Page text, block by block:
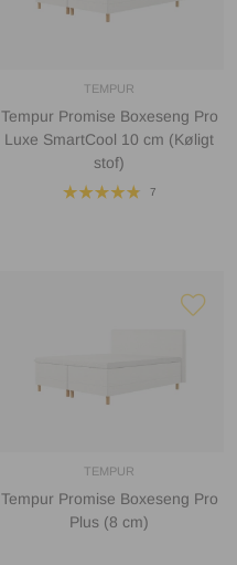
TEMPUR
Tempur Promise Boxeseng Pro
Luxe SmartCool 10 cm (Køligt
stof)
7
TEMPUR
Tempur Promise Boxeseng Pro
Plus (8 cm)